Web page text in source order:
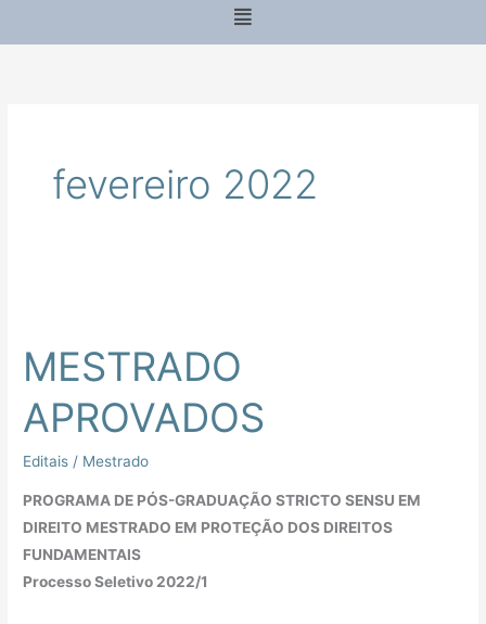
Menu
fevereiro 2022
MESTRADO
APROVADOS
Editais / Mestrado
PROGRAMA DE PÓS-GRADUAÇÃO STRICTO SENSU EM
DIREITO MESTRADO EM PROTEÇÃO DOS DIREITOS
FUNDAMENTAIS
Processo Seletivo 2022/1